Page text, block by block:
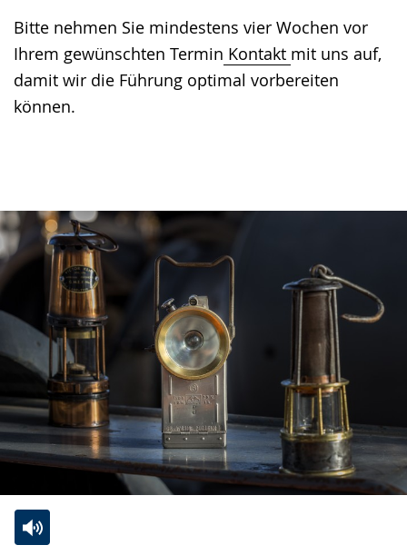
Bitte nehmen Sie mindestens vier Wochen vor
Ihrem gewünschten Termin Kontakt mit uns auf,
damit wir die Führung optimal vorbereiten
können.